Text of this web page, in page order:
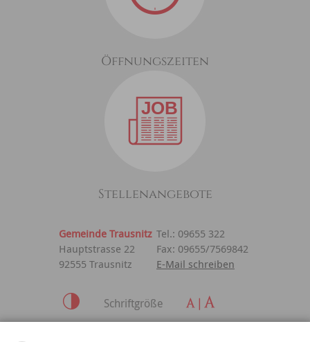
Öffnungszeiten
Stellenangebote
Gemeinde Trausnitz Tel.: 09655 322
Hauptstrasse 22
Fax: 09655/7569842
92555 Trausnitz
E-Mail schreiben
Schriftgröße